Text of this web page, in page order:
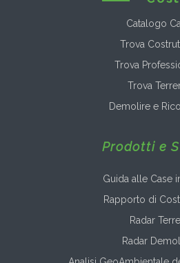
Catalogo
Trova
Trova
Trova
Demolire e
Prodotti e
Guida alle Case
Rapporto di
Radar
Radar